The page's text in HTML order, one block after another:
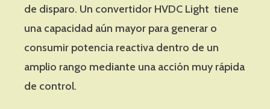
de disparo. Un convertidor HVDC Light tiene
una capacidad aún mayor para generar o
consumir potencia reactiva dentro de un
amplio rango mediante una acción muy rápida
de control.